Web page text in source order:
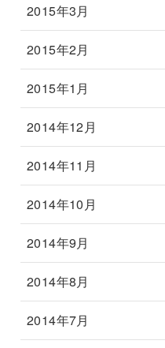
2015年3月
2015年2月
2015年1月
2014年12月
2014年11月
2014年10月
2014年9月
2014年8月
2014年7月